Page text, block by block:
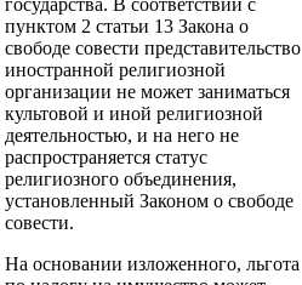
государства. В соответствии с
пунктом 2 статьи 13 Закона о
свободе совести представительство
иностранной религиозной
организации не может заниматься
культовой и иной религиозной
деятельностью, и на него не
распространяется статус
религиозного объединения,
установленный Законом о свободе
совести.
На основании изложенного, льгота